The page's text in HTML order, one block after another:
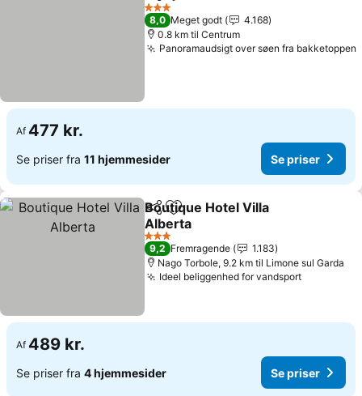
3 Stjerner
8,0 Meget godt
4.168
0.8 km til Centrum
Panoramaudsigt over søen fra bakketoppen
Af 477 kr.
Se priser fra 11 hjemmesider Se priser
Del Føj til favoritter
Boutique Hotel Villa
Alberta
3 Stjerner
9,2 Fremragende
1.183
Nago Torbole, 9.2 km til Limone sul Garda
Ideel beliggenhed for vandsport
Af 489 kr.
Se priser fra 4 hjemmesider Se priser